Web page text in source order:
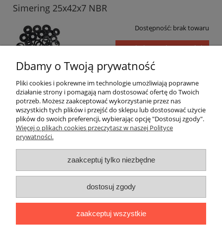
Simering 25x42x7 NBR
Dostępność: brak towaru
powiadom o dostępności
Simering 25x42x7 NJK Viton
Dostępność: brak towaru
Dbamy o Twoją prywatność
Pliki cookies i pokrewne im technologie umożliwiają poprawne
działanie strony i pomagają nam dostosować ofertę do Twoich
potrzeb. Możesz zaakceptować wykorzystanie przez nas
wszystkich tych plików i przejść do sklepu lub dostosować użycie
plików do swoich preferencji, wybierając opcję "Dostosuj zgody".
Więcej o plikach cookies przeczytasz w naszej Polityce
prywatności.
zaakceptuj tylko niezbędne
dostosuj zgody
zaakceptuj wszystkie